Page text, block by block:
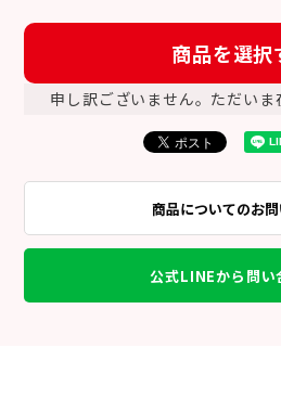
商品を選択
申し訳ございません。ただいま
商品についてのお
公式LINEから問い